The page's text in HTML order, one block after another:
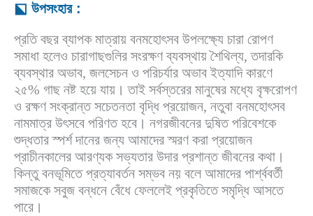
⬕ উপসংহার :
প্রতি বছর ব্যাপক মাত্রায় বনমহোৎসব উপলক্ষ্যে চারা রোপণ
সমাধা হলেও চারাগাছগুলির সংরক্ষণ ব্যবস্থায় শৈথিল্য, তদারকি
ব্যবস্থার অভাব, জলসেচন ও পরিচর্যার অভাব ইত্যাদি কারণে
২৫% গাছ নষ্ট হয়ে যায়। তাই সর্বস্তরের মানুষের মধ্যে বৃক্ষরোপণ
ও রক্ষণ সংক্রান্ত সচেতনতা বৃদ্ধি প্রয়োজন, নতুবা বনমহোৎসব
নামমাত্র উৎসবে পরিণত হবে। নগরজীবনের দুষিত পরিবেশকে
শুদ্ধতার স্পর্শ দানের জন্য আমাদের স্মরণ করা প্রয়োজন
প্রাচীনকালের আরণ্যক সভ্যতার উদার প্রশান্ত জীবনের কথা।
কিন্তু বনভূমিতে প্রত্যাবর্তন সম্ভব নয় বলে আমাদের পার্শ্ববর্তী
সমাজকে সবুজ বন্ধনে বেঁধে ফেললেই প্রকৃতিতে সমৃদ্ধি আসতে
পারে।